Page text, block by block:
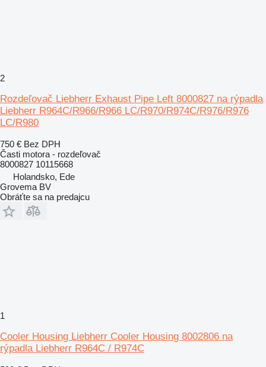
2
Rozdeľovač Liebherr Exhaust Pipe Left 8000827 na rýpadla
Liebherr R964C/R966/R966 LC/R970/R974C/R976/R976
LC/R980
750 € Bez DPH
Časti motora - rozdeľovač
8000827 10115668
Holandsko, Ede
Grovema BV
Obráťte sa na predajcu
1
Cooler Housing Liebherr Cooler Housing 8002806 na
rýpadla Liebherr R964C / R974C